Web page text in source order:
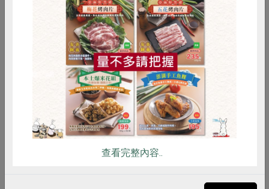
RPET 食譜 減硝酸鹽
雞蛋 食安 共同購買
查看完整內容..